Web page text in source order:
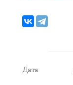
Дата